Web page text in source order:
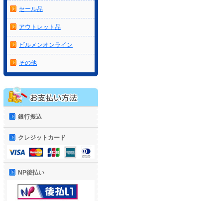
セール品
アウトレット品
ビルメンオンライン
その他
銀行振込
クレジットカード
NP後払い